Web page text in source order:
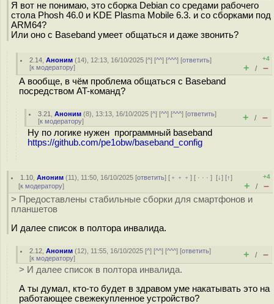
Я вот не понимаю, это сборка Debian со средами рабочего
стола Phosh 46.0 и KDE Plasma Mobile 6.3. и со сборками под
ARM64?
Или оно с Baseband умеет общаться и даже звонить?
2.14 ,Аноним (14), 12:13, 16/10/2025 [^] [^^] [^^^] [ответить]
[к модератору]
+4
+ / –
А вообще, в чём проблема общаться с Baseband
посредством AT-команд?
3.21 ,Аноним (8), 13:13, 16/10/2025 [^] [^^] [^^^] [ответить]
[к модератору] + / –
Ну по логике нужен программный baseband
https://github.com/pe1obw/baseband_config
1.10 ,Аноним (11), 11:50, 16/10/2025 [ответить] [ ﹢﹢﹢] [ · · ·][↓] [↑]
[к модератору]
+4
+ / –
> Предоставлены стабильные сборки для смартфонов и
планшетов
И далее список в полтора инвалида.
2.12 ,Аноним (12), 11:55, 16/10/2025 [^] [^^] [^^^] [ответить]
[к модератору] + / –
> И далее список в полтора инвалида.
А ты думал, кто-то будет в здравом уме накатывать это на
работающее свежекупленное устройство?